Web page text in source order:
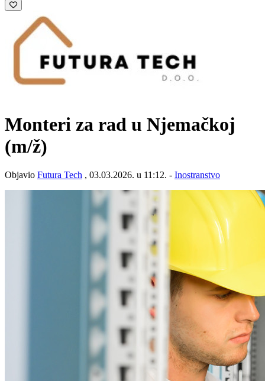
Monteri za rad u Njemačkoj
(m/ž)
Objavio Futura Tech , 03.03.2026. u 11:12. - Inostranstvo